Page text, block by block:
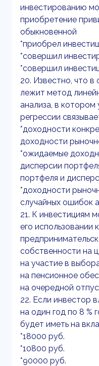
инвестированию
приобретение
обыкновенной
*приобрел
*совершил
*совершил
20. Известно, что
лежит метод
анализа, в котором
регрессии
*доходности
доходности
*ожидаемые
дисперсии
портфеля и
*доходности
случайных ошибок
21. К инвестициям
его использовании
собственности на
на участие в
на пенсионное
на очередной
22. Если инвестор
на один год по 8 %
будет иметь на
*18000 руб.
*10800 руб.
*90000 руб.